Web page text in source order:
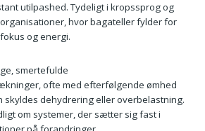
utilpashed. Tydeligt i kropssprog og
hvor bagateller fylder for
og energi.
smertefulde
ofte med efterfølgende ømhed
skyldes dehydrering eller overbelastning.
om systemer, der sætter sig fast i